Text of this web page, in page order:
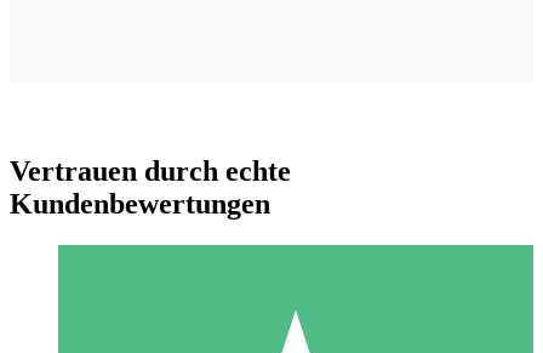
Vertrauen durch echte
Kundenbewertungen